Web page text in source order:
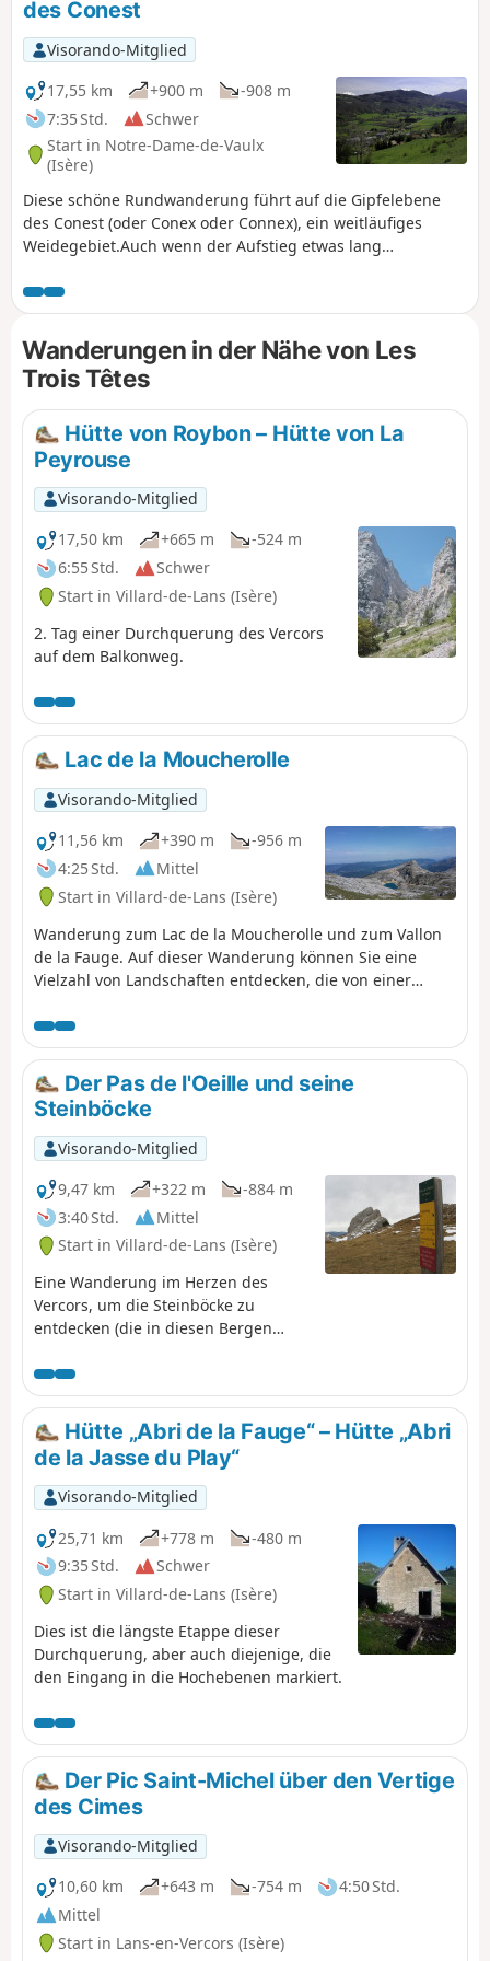
des Conest
Visorando-Mitglied
17,55 km
+900 m
-908 m
7:35 Std.
Schwer
Start in Notre-Dame-de-Vaulx
(Isère)
Diese schöne Rundwanderung führt auf die Gipfelebene
des Conest (oder Conex oder Connex), ein weitläufiges
Weidegebiet.Auch wenn der Aufstieg etwas lang
angekommen erwartet den Wanderer eine herrliche
Belohnung: ein 360°-Panorama, das den Blick auf die
Massive von Belledonne, Taillefer, Grandes-Rousses,
Dévoluy und Vercors freigibt.Die Einstufung „Schwierig“ ist
auf die Kombination aus Distanz und Höhenunterschied
zurückzuführen, die beide beträchtlich sind.
Wanderungen in der Nähe von Les
Trois Têtes
Hütte von Roybon – Hütte von La
Peyrouse
Visorando-Mitglied
17,50 km
+665 m
-524 m
6:55 Std.
Schwer
Start in Villard-de-Lans (Isère)
2. Tag einer Durchquerung des Vercors
auf dem Balkonweg.
Lac de la Moucherolle
Visorando-Mitglied
11,56 km
+390 m
-956 m
4:25 Std.
Mittel
Start in Villard-de-Lans (Isère)
Wanderung zum Lac de la Moucherolle und zum Vallon
de la Fauge. Auf dieser Wanderung können Sie eine
Vielzahl von Landschaften entdecken, die von einer
schönen Ausblicken auf den gesamten nördlichen
Vercors reichen.
Der Pas de l'Oeille und seine
Steinböcke
Visorando-Mitglied
9,47 km
+322 m
-884 m
3:40 Std.
Mittel
Start in Villard-de-Lans (Isère)
Eine Wanderung im Herzen des
Vercors, um die Steinböcke zu
entdecken (die in diesen Bergen
Und als Belohnung erwartet Sie bei
Ihrer Ankunft ein wunderschöner
Panoramablick auf die umliegenden
Berge.Hütte „Abri de la Fauge“ – Hütte „Abri
de la Jasse du Play“
Visorando-Mitglied
25,71 km
+778 m
-480 m
9:35 Std.
Schwer
Start in Villard-de-Lans (Isère)
Dies ist die längste Etappe dieser
Durchquerung, aber auch diejenige, die
den Eingang in die Hochebenen markiert.
Der Pic Saint-Michel über den Vertige
des Cimes
Visorando-Mitglied
10,60 km
+643 m -754 m
4:50 Std.
Mittel
Start in Lans-en-Vercors (Isère)